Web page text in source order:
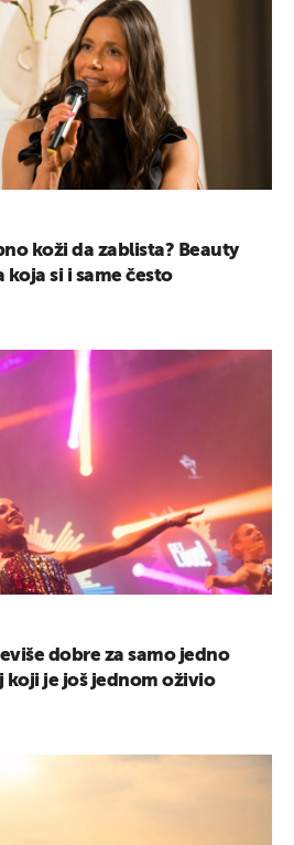
koži da zablista? Beauty
si i same često
dobre za samo jedno
koji je još jednom oživio